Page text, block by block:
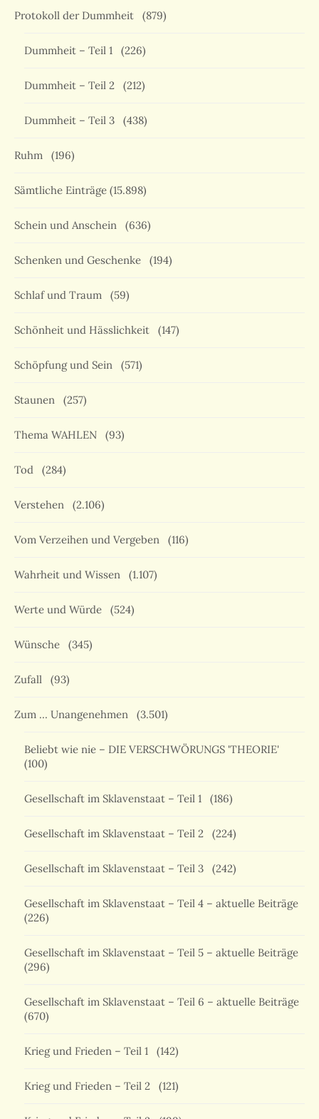
Protokoll der Dummheit (879)
Dummheit – Teil 1 (226)
Dummheit – Teil 2 (212)
Dummheit – Teil 3 (438)
Ruhm (196)
Sämtliche Einträge (15.898)
Schein und Anschein (636)
Schenken und Geschenke (194)
Schlaf und Traum (59)
Schönheit und Hässlichkeit (147)
Schöpfung und Sein (571)
Staunen (257)
Thema WAHLEN (93)
Tod (284)
Verstehen (2.106)
Vom Verzeihen und Vergeben (116)
Wahrheit und Wissen (1.107)
Werte und Würde (524)
Wünsche (345)
Zufall (93)
Zum … Unangenehmen (3.501)
Beliebt wie nie – DIE VERSCHWÖRUNGS 'THEORIE'
(100)
Gesellschaft im Sklavenstaat – Teil 1 (186)
Gesellschaft im Sklavenstaat – Teil 2 (224)
Gesellschaft im Sklavenstaat – Teil 3 (242)
Gesellschaft im Sklavenstaat – Teil 4 – aktuelle Beiträge
(226)
Gesellschaft im Sklavenstaat – Teil 5 – aktuelle Beiträge
(296)
Gesellschaft im Sklavenstaat – Teil 6 – aktuelle Beiträge
(670)
Krieg und Frieden – Teil 1 (142)
Krieg und Frieden – Teil 2 (121)